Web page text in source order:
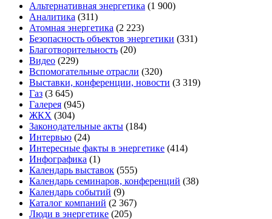
Альтернативная энергетика (1 900)
Аналитика (311)
Атомная энергетика (2 223)
Безопасность объектов энергетики (331)
Благотворительность (20)
Видео (229)
Вспомогательные отрасли (320)
Выставки, конференции, новости (3 319)
Газ (3 645)
Галерея (945)
ЖКХ (304)
Законодательные акты (184)
Интервью (24)
Интересные факты в энергетике (414)
Инфографика (1)
Календарь выставок (555)
Календарь семинаров, конференций (38)
Календарь событий (9)
Каталог компаний (2 367)
Люди в энергетике (205)